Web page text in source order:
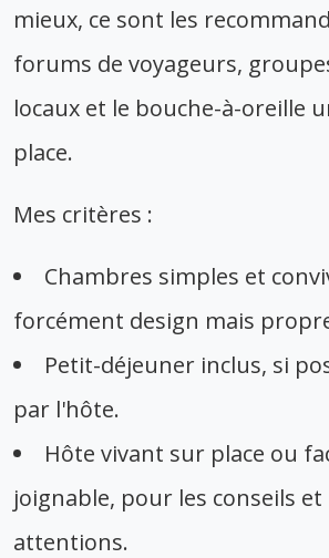
mieux, ce sont les
forums de voyageurs,
locaux et le bouche-à-oreille
place.
Mes critères :
Chambres simples et
forcément design mais
Petit-déjeuner inclus, si
par l'hôte.
Hôte vivant sur place ou
joignable, pour les conseils
attentions.